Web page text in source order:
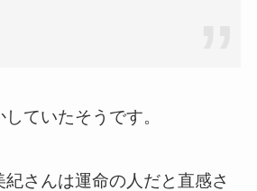
ていたそうです。
紀さんは運命の人だと直感さ